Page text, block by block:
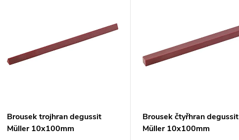
Brousek trojhran degussit
Müller 10x100mm
Brousek čtyřhran degussit
Müller 10x100mm